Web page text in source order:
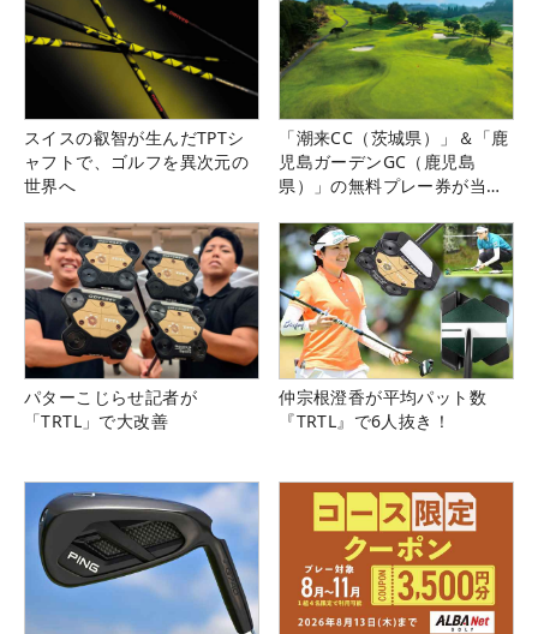
スイスの叡智が生んだTPTシ
ャフトで、ゴルフを異次元の
世界へ
「潮来CC（茨城県）」＆「鹿
児島ガーデンGC（鹿児島
県）」の無料プレー券が当た
パターこじらせ記者が
「TRTL」で大改善
仲宗根澄香が平均パット数
『TRTL』で6人抜き！